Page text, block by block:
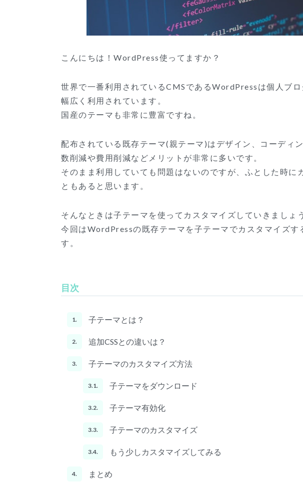
こんにちは！WordPress使ってますか？
世界で一番利用されているCMSであるWordPressは個人ブ
幅広く利用されています。
国産のテーマも非常に豊富ですね。
配布されている既存テーマ(親テーマ)はデザイン、コーディ
数削減や費用削減などメリットが非常に多いです。
そのまま利用していても問題はないのですが、ふとした時に
ともあると思います。
そんなときは子テーマを使ってカスタマイズしていきましょ
今回はWordPressの既存テーマを子テーマでカスタマイズす
す。
目次
1. 子テーマとは？
2. 追加CSSとの違いは？
3. 子テーマのカスタマイズ方法
3.1. 子テーマをダウンロード
3.2. 子テーマ有効化
3.3. 子テーマのカスタマイズ
3.4. もう少しカスタマイズしてみる
4. まとめ